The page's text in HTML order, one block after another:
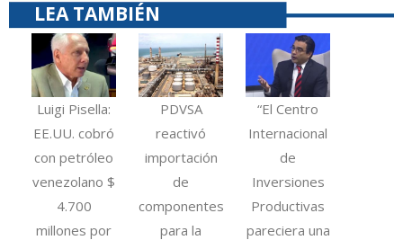
LEA TAMBIÉN
Luigi Pisella:
EE.UU. cobró
con petróleo
venezolano $
4.700
millones por
PDVSA
reactivó
importación
de
componentes
para la
“El Centro
Internacional
de
Inversiones
Productivas
pareciera una